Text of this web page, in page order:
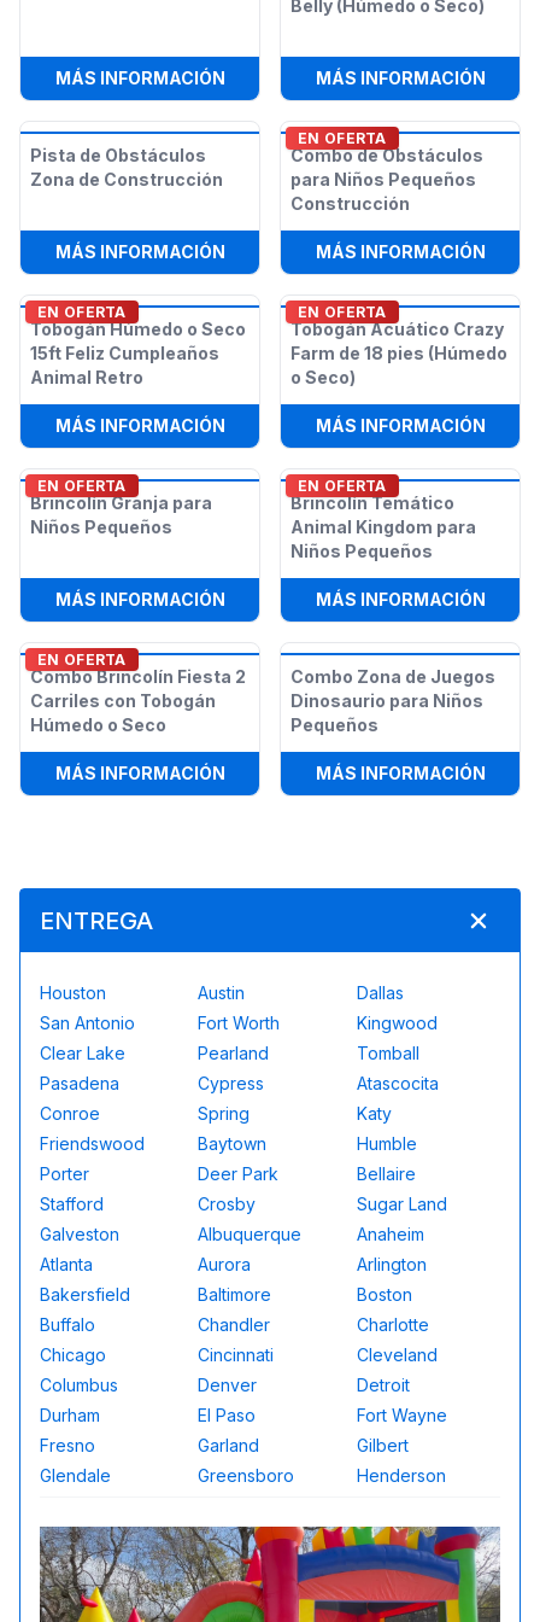
MÁS INFORMACIÓN: BRINCOLÍN SKID LOADER
Belly (Húmedo o Seco)
MÁS INFORMACIÓN:
Pista de Obstáculos
Zona de Construcción
MÁS INFORMACIÓN: PISTA DE OBSTÁCULOS ZONA DE
EN OFERTA
Combo de Obstáculos
para Niños Pequeños
Construcción
MÁS INFORMACIÓN:
EN OFERTA
Tobogán Húmedo o Seco
15ft Feliz Cumpleaños
Animal Retro
MÁS INFORMACIÓN: TOBOGÁN HÚMEDO O SECO 15FT
EN OFERTA
Tobogán Acuático Crazy
Farm de 18 pies (Húmedo
o Seco)
MÁS INFORMACIÓN:
EN OFERTA
Brincolín Granja para
Niños Pequeños
MÁS INFORMACIÓN: BRINCOLÍN GRANJA PARA NIÑOS
EN OFERTA
Brincolín Temático
Animal Kingdom para
Niños Pequeños
MÁS INFORMACIÓN:
EN OFERTA
Combo Brincolín Fiesta 2
Carriles con Tobogán
Húmedo o Seco
MÁS INFORMACIÓN: COMBO BRINCOLÍN FIESTA 2
Combo Zona de Juegos
Dinosaurio para Niños
Pequeños
MÁS INFORMACIÓN:
ENTREGA
Houston Austin
Dallas
San Antonio
Fort Worth
Kingwood
Clear Lake
Pearland
Tomball
Pasadena
Cypress
Atascocita
Conroe
Spring
Katy
Friendswood
Baytown
Humble
Porter
Deer Park
Bellaire
Stafford
Crosby
Sugar Land
Galveston
Albuquerque
Anaheim
Atlanta
Aurora
Arlington
Bakersfield
Baltimore
Boston
Buffalo
Chandler
Charlotte
Chicago
Cincinnati
Cleveland
Columbus
Denver
Detroit
Durham
El Paso
Fort Wayne
Fresno
Garland
Gilbert
Glendale
Greensboro Henderson